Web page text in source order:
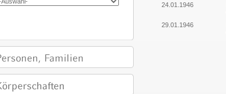
24.01.1946
29.01.1946